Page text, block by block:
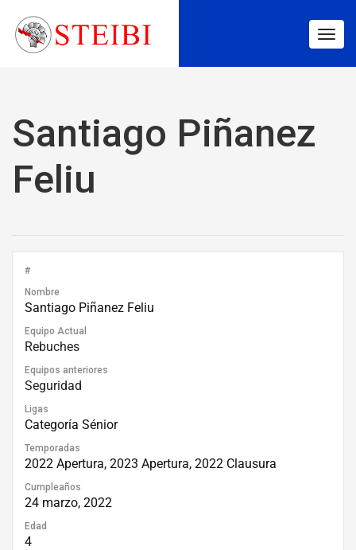
Santiago Piñanez
Feliu
#
Nombre
Santiago Piñanez Feliu
Equipo Actual
Rebuches
Equipos anteriores
Seguridad
Ligas
Categoría Sénior
Temporadas
2022 Apertura, 2023 Apertura, 2022 Clausura
Cumpleaños
24 marzo, 2022
Edad
4